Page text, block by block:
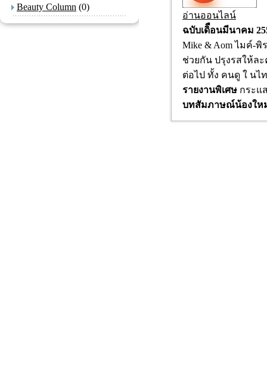
Beauty Column (0)
อ่านออนไลน์
ฉบับเดิือนมีนาคม
Mike & Aom ไมค์-
ช่วยกัน ปรุงรสให้ล
ต่อไป ทั้ง คนดู ใ นไ
รายงานพิเศษ กระแ
บทสัมภาษณ์น้องให